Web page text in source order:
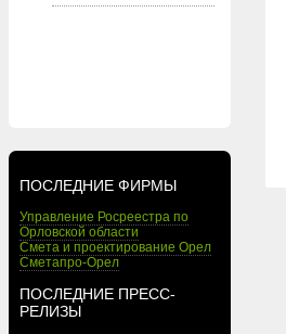
ПОСЛЕДНИЕ ФИРМЫ
Управление Росреестра по
Орловской области
Смета и проектирование Орел
Сметапро-Орел
ПОСЛЕДНИЕ ПРЕСС-
РЕЛИЗЫ